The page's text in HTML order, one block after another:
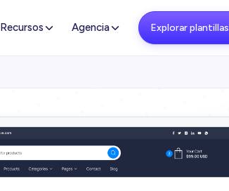
Recursos Agencia Explorar plantillas